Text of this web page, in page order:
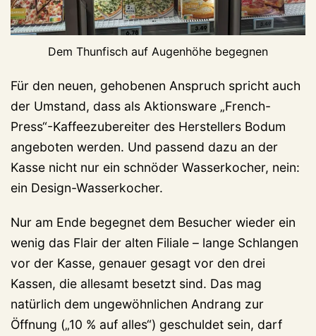
Dem Thunfisch auf Augenhöhe begegnen
Für den neuen, gehobenen Anspruch spricht auch
der Umstand, dass als Aktionsware „French-
Press“-Kaffeezubereiter des Herstellers Bodum
angeboten werden. Und passend dazu an der
Kasse nicht nur ein schnöder Wasserkocher, nein:
ein Design-Wasserkocher.
Nur am Ende begegnet dem Besucher wieder ein
wenig das Flair der alten Filiale – lange Schlangen
vor der Kasse, genauer gesagt vor den drei
Kassen, die allesamt besetzt sind. Das mag
natürlich dem ungewöhnlichen Andrang zur
Öffnung („10 % auf alles“) geschuldet sein, darf